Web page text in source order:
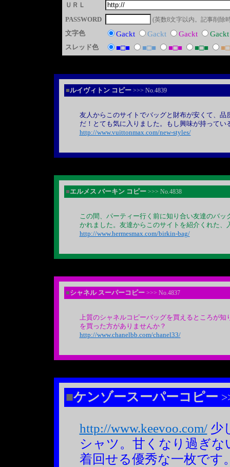
ＵＲＬ
PASSWORD
(英数8文字以内。記事削除
文字色 Gackt Gackt Gackt Gackt
スレッド色 ■□■ ■□■ ■□■ ■□■
■ルイヴィトン コピー>>> No.4839
友人からこのサイトでバッグと財布が安くて、
だ！とても気に入りました。もし興味が持ってい
http://www.vuittonmax.com/new-styles/
■エルメス バーキン コピー>>> No.4838
この間、パーティー行く前に知り合い友達のバ
かれました。友達からこのサイトを紹介くれた
http://www.hermesmax.com/birkin-bag/
■シャネル スーパーコピー>>> No.4837
上質のシャネルコピーバッグを買えるところが
を買った方がありませんか？
http://www.chanelbb.com/chanel33/
■ケンゾースーパーコピー
http://www.keevoo.com/少
シャツ。甘くなり過ぎ
着回せる優秀な一枚で